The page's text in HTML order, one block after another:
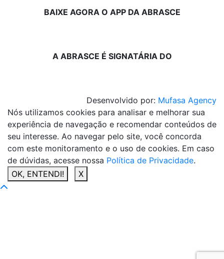
BAIXE AGORA O APP DA ABRASCE
A ABRASCE É SIGNATÁRIA DO
Desenvolvido por: Mufasa Agency
Nós utilizamos cookies para analisar e melhorar sua
experiência de navegação e recomendar conteúdos de
seu interesse. Ao navegar pelo site, você concorda
com este monitoramento e o uso de cookies. Em caso
de dúvidas, acesse nossa Política de Privacidade.
OK, ENTENDI!
X